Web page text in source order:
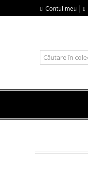
Contul meu |